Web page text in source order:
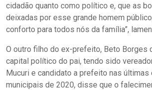
cidadão quanto como político e, que as
deixadas por esse grande homem
conforto para todos nós da família”,
O outro filho do ex-prefeito, Beto Borges
capital político do pai, tendo sido
Mucuri e candidato a prefeito nas últimas
municipais de 2020, disse que o